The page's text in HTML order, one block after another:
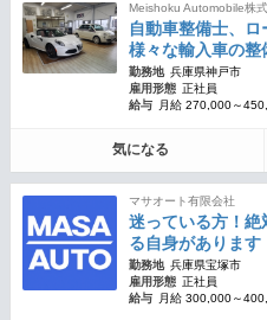
Meishoku Automobile株
自動車整備士、
様々な輸入車の整
勤務地 兵庫県神戸市
雇用形態 正社員
給与
月給 270,000～
気になる
マサオート有限会社
迷っている方！絶
る自身があります
勤務地 兵庫県宝塚市
雇用形態 正社員
給与
月給 300,000～